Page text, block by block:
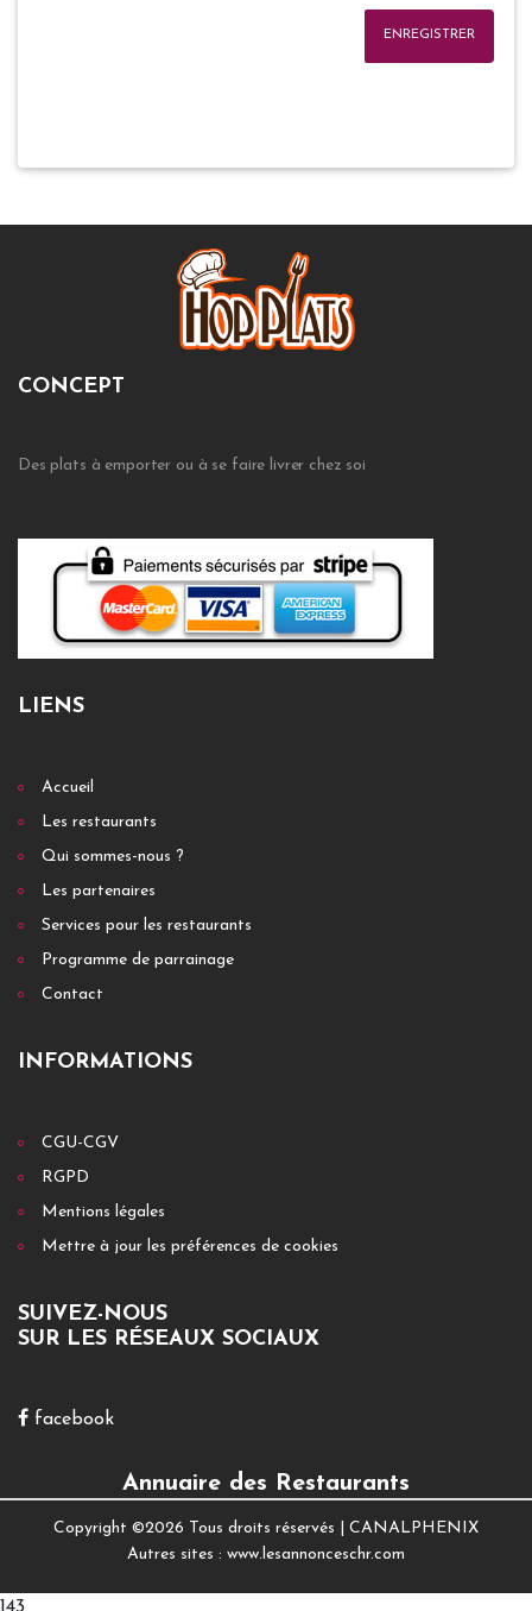
ENREGISTRER
CONCEPT
Des plats à emporter ou à se faire livrer chez soi
LIENS
Accueil
Les restaurants
Qui sommes-nous ?
Les partenaires
Services pour les restaurants
Programme de parrainage
Contact
INFORMATIONS
CGU-CGV
RGPD
Mentions légales
Mettre à jour les préférences de cookies
SUIVEZ-NOUS
SUR LES RÉSEAUX SOCIAUX
facebook
Annuaire des Restaurants
Copyright ©2026 Tous droits réservés | CANALPHENIX
Autres sites : www.lesannonceschr.com
143